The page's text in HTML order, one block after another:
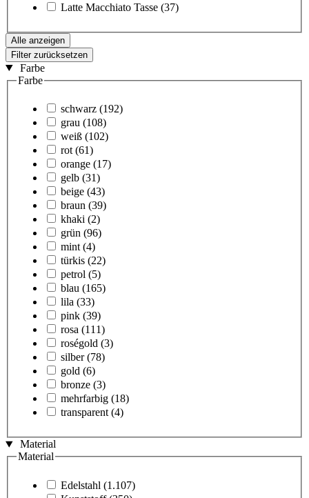
Latte Macchiato Tasse (37)
Alle anzeigen
Filter zurücksetzen
Farbe
Farbe
schwarz (192)
grau (108)
weiß (102)
rot (61)
orange (17)
gelb (31)
beige (43)
braun (39)
khaki (2)
grün (96)
mint (4)
türkis (22)
petrol (5)
blau (165)
lila (33)
pink (39)
rosa (111)
roségold (3)
silber (78)
gold (6)
bronze (3)
mehrfarbig (18)
transparent (4)
Material
Material
Edelstahl (1.107)